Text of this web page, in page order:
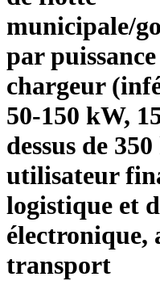
municipale/
par
chargeur
50-150 kW,
dessus de
utilisateur
logistique et
électronique,
transport